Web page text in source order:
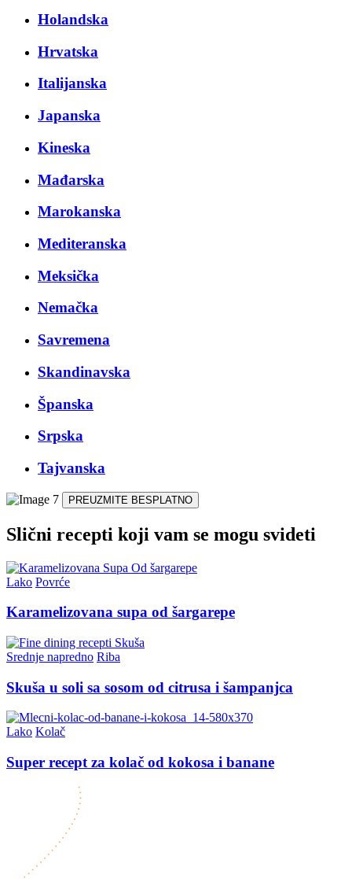
Holandska
Hrvatska
Italijanska
Japanska
Kineska
Mađarska
Marokanska
Mediteranska
Meksička
Nemačka
Savremena
Skandinavska
Španska
Srpska
Tajvanska
PREUZMITE BESPLATNO
Slični recepti koji vam se mogu svideti
Lako Povrće
Karamelizovana supa od šargarepe
Srednje napredno Riba
Skuša u soli sa sosom od citrusa i šampanjca
Lako Kolač
Super recept za kolač od kokosa i banane